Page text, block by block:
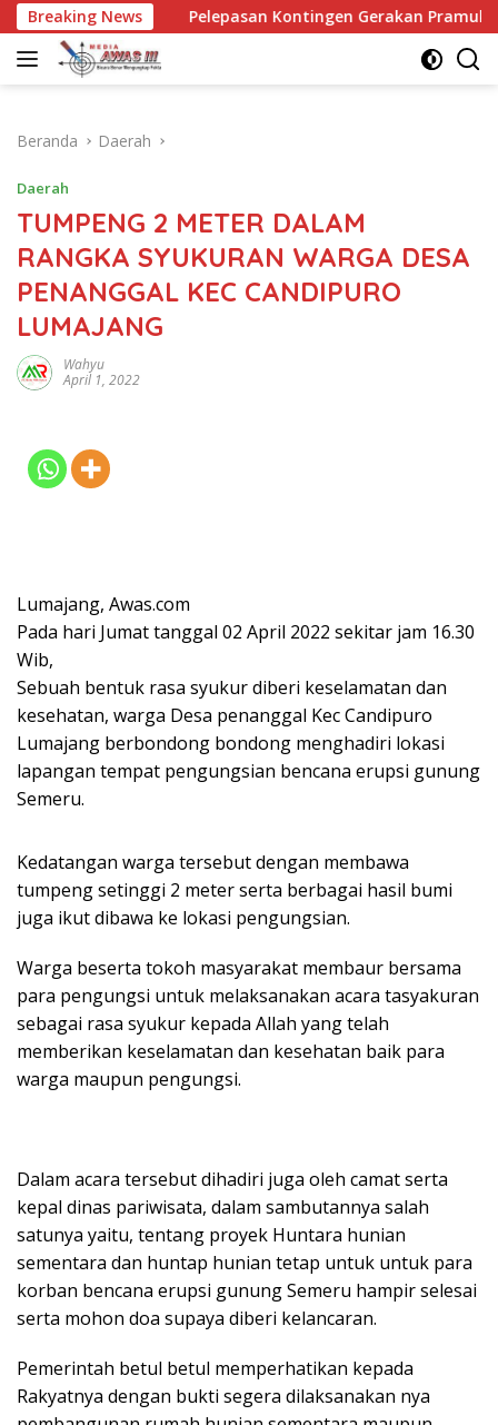
Langsung
ke
konten
Breaking News
Pelepasan Kontingen Gerakan Pramuka Kota Kediri
Beranda Daerah
Daerah
TUMPENG 2 METER DALAM
RANGKA SYUKURAN WARGA DESA
PENANGGAL KEC CANDIPURO
LUMAJANG
Wahyu
April 1, 2022
Lumajang, Awas.com
Pada hari Jumat tanggal 02 April 2022 sekitar jam 16.30
Wib,
Sebuah bentuk rasa syukur diberi keselamatan dan
kesehatan, warga Desa penanggal Kec Candipuro
Lumajang berbondong bondong menghadiri lokasi
lapangan tempat pengungsian bencana erupsi gunung
Semeru.
Kedatangan warga tersebut dengan membawa
tumpeng setinggi 2 meter serta berbagai hasil bumi
juga ikut dibawa ke lokasi pengungsian.
Warga beserta tokoh masyarakat membaur bersama
para pengungsi untuk melaksanakan acara tasyakuran
sebagai rasa syukur kepada Allah yang telah
memberikan keselamatan dan kesehatan baik para
warga maupun pengungsi.
Dalam acara tersebut dihadiri juga oleh camat serta
kepal dinas pariwisata, dalam sambutannya salah
satunya yaitu, tentang proyek Huntara hunian
sementara dan huntap hunian tetap untuk untuk para
korban bencana erupsi gunung Semeru hampir selesai
serta mohon doa supaya diberi kelancaran.
Pemerintah betul betul memperhatikan kepada
Rakyatnya dengan bukti segera dilaksanakan nya